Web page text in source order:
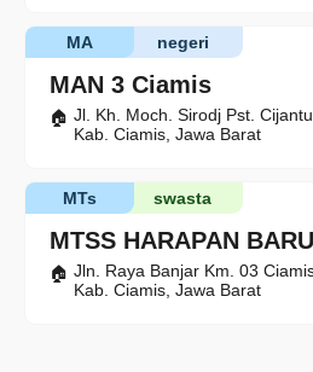
MAN 3 Ciamis
negeri
MA
Jl. Kh. Moch. Sirodj Pst.
Kab. Ciamis, Jawa Barat
MTSS HARAPAN BARU
swasta
MTs
Jln. Raya Banjar Km. 03
Kab. Ciamis, Jawa Barat